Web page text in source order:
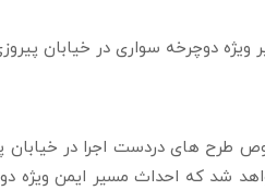
ویژه دوچرخه سواری در خیابان
پس از این بازدید درجلسه شورای ترافیک منطقه 13 درخصوص طرح های
شد که احداث مسیر ایمن ویژه